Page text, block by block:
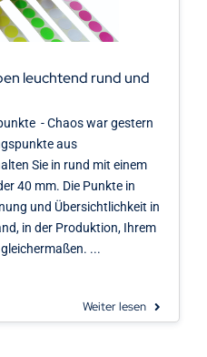
leuchtend rund und
- Chaos war gestern
aus
Sie in rund mit einem
40 mm. Die Punkte in
und Übersichtlichkeit in
in der Produktion, Ihrem
...
Weiter lesen